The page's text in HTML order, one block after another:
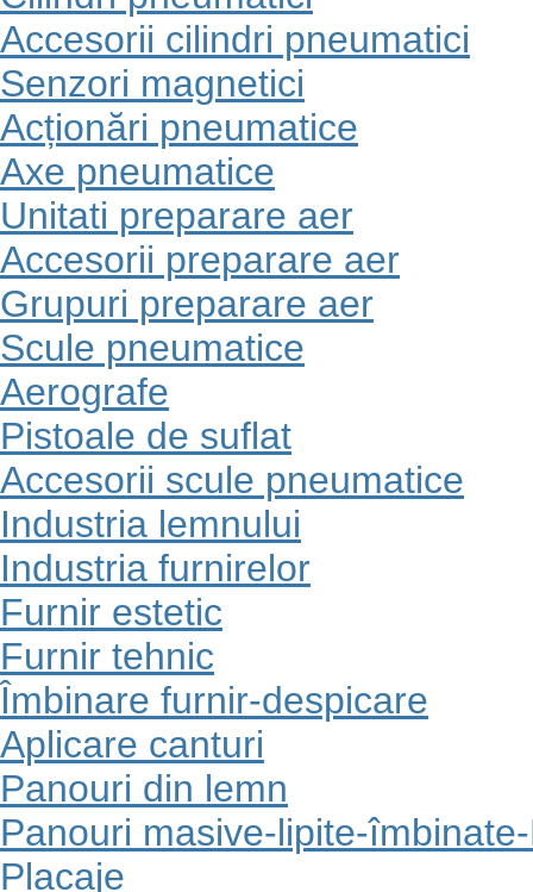
Accesorii cilindri pneumatici
Senzori magnetici
Acționări pneumatice
Axe pneumatice
Unitati preparare aer
Accesorii preparare aer
Grupuri preparare aer
Scule pneumatice
Aerografe
Pistoale de suflat
Accesorii scule pneumatice
Industria lemnului
Industria furnirelor
Furnir estetic
Furnir tehnic
Îmbinare furnir-despicare
Aplicare canturi
Panouri din lemn
Panouri masive-lipite-
Placaje